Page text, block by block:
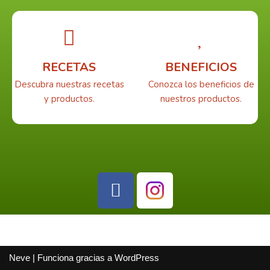
RECETAS
Descubra nuestras recetas
y productos.
BENEFICIOS
Conozca los beneficios de
nuestros productos.
Neve | Funciona gracias a WordPress